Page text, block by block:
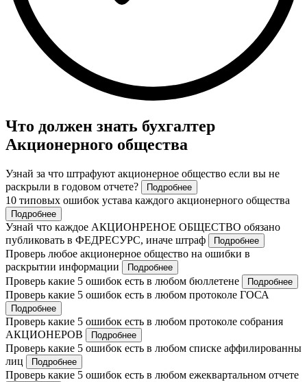
Что должен знать бухгалтер
Акционерного общества
Узнай за что штрафуют акционерное общество если вы не
раскрыли в годовом отчете?
Подробнее
10 типовых ошибок устава каждого акционерного общества
Подробнее
Узнай что каждое АКЦИОНРЕНОЕ ОБЩЕСТВО обязано
публиковать в ФЕДРЕСУРС, иначе штраф
Подробнее
Проверь любое акционерное общество на ошибки в
раскрытии информации
Подробнее
Проверь какие 5 ошибок есть в любом бюллетене Подробнее
Проверь какие 5 ошибок есть в любом протоколе ГОСА
Подробнее
Проверь какие 5 ошибок есть в любом протоколе собрания
АКЦИОНЕРОВ
Подробнее
Проверь какие 5 ошибок есть в любом списке аффилированны
лиц
Подробнее
Проверь какие 5 ошибок есть в любом ежеквартальном отчете